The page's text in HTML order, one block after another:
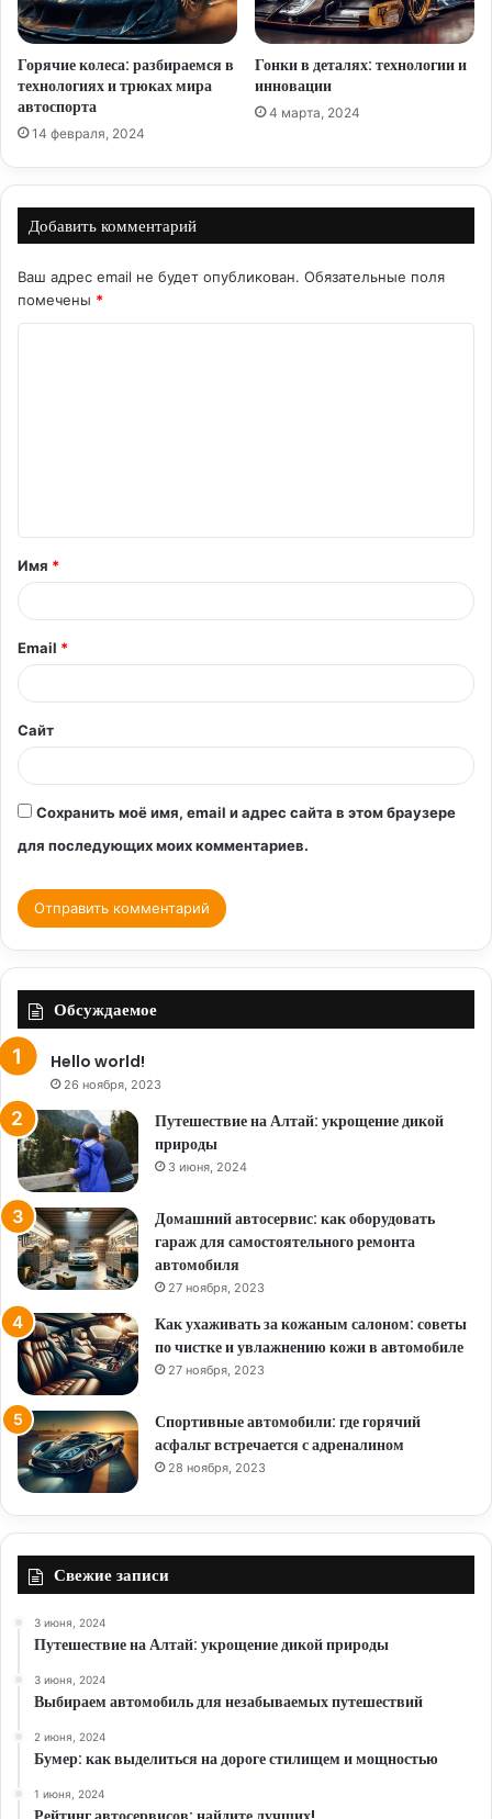
Горячие колеса: разбираемся в
технологиях и трюках мира
автоспорта
14 февраля, 2024
Гонки в деталях: технологии и
инновации
4 марта, 2024
Добавить комментарий
Ваш адрес email не будет опубликован. Обязательные поля
помечены *
т
а
й
*
Имя *
Email *
Сайт
Сохранить моё имя, email и адрес сайта в этом браузере
для последующих моих комментариев.
Обсуждаемое
Hello world!
26 ноября, 2023
Путешествие на Алтай: укрощение дикой
природы
3 июня, 2024
Домашний автосервис: как оборудовать
гараж для самостоятельного ремонта
автомобиля
27 ноября, 2023
Как ухаживать за кожаным салоном: советы
по чистке и увлажнению кожи в автомобиле
27 ноября, 2023
Спортивные автомобили: где горячий
асфальт встречается с адреналином
28 ноября, 2023
Свежие записи
3 июня, 2024
Путешествие на Алтай: укрощение дикой природы
3 июня, 2024
Выбираем автомобиль для незабываемых путешествий
2 июня, 2024
Бумер: как выделиться на дороге стилищем и мощностью
1 июня, 2024